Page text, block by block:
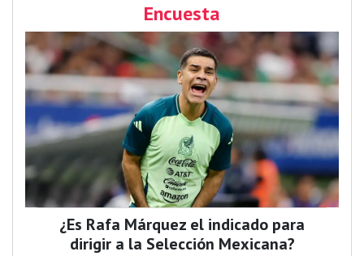
Encuesta
¿Es Rafa Márquez el indicado para
dirigir a la Selección Mexicana?